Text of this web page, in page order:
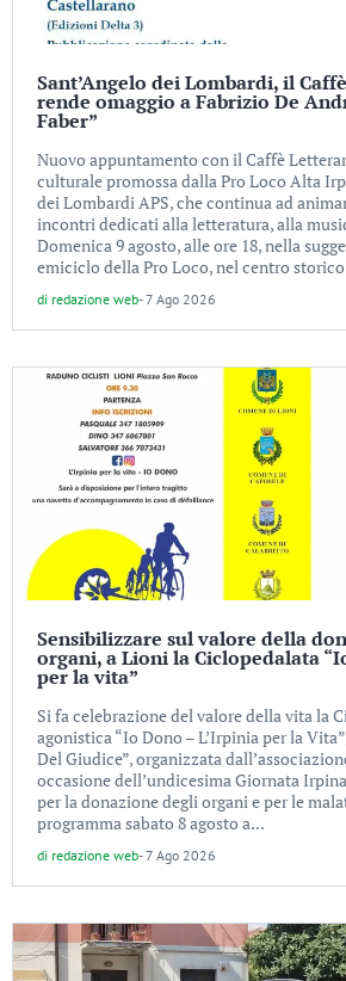
Sant’Angelo dei Lombardi, il
rende omaggio a Fabrizio De
Faber”
Nuovo appuntamento con il Caffè
culturale promossa dalla Pro Loco Alta
dei Lombardi APS, che continua ad
incontri dedicati alla letteratura, alla
Domenica 9 agosto, alle ore 18, nella
emiciclo della Pro Loco, nel centro
di redazione web-7 Ago 2026
Sensibilizzare sul valore della
organi, a Lioni la Ciclopedalata
per la vita”
Si fa celebrazione del valore della vita la
agonistica “Io Dono – L’Irpinia per la
Del Giudice”, organizzata
occasione dell’undicesima Giornata
per la donazione degli organi e per le
programma sabato 8 agosto a...
di redazione web-7 Ago 2026